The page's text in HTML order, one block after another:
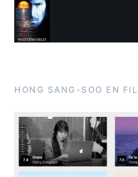
HONG SANG-SOO EN